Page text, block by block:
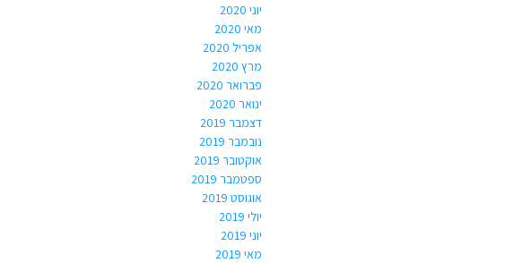
יוני 2020
מאי 2020
אפריל 2020
מרץ 2020
פברואר 2020
ינואר 2020
דצמבר 2019
נובמבר 2019
אוקטובר 2019
ספטמבר 2019
אוגוסט 2019
יולי 2019
יוני 2019
מאי 2019